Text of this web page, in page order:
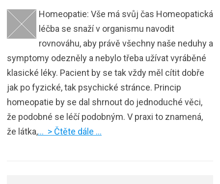
Homeopatie: Vše má svůj čas Homeopatická
léčba se snaží v organismu navodit
rovnováhu, aby právě všechny naše neduhy a
symptomy odezněly a nebylo třeba užívat vyráběné
klasické léky. Pacient by se tak vždy měl cítit dobře
jak po fyzické, tak psychické stránce. Princip
homeopatie by se dal shrnout do jednoduché věci,
že podobné se léčí podobným. V praxi to znamená,
že látka,… > Čtěte dále …